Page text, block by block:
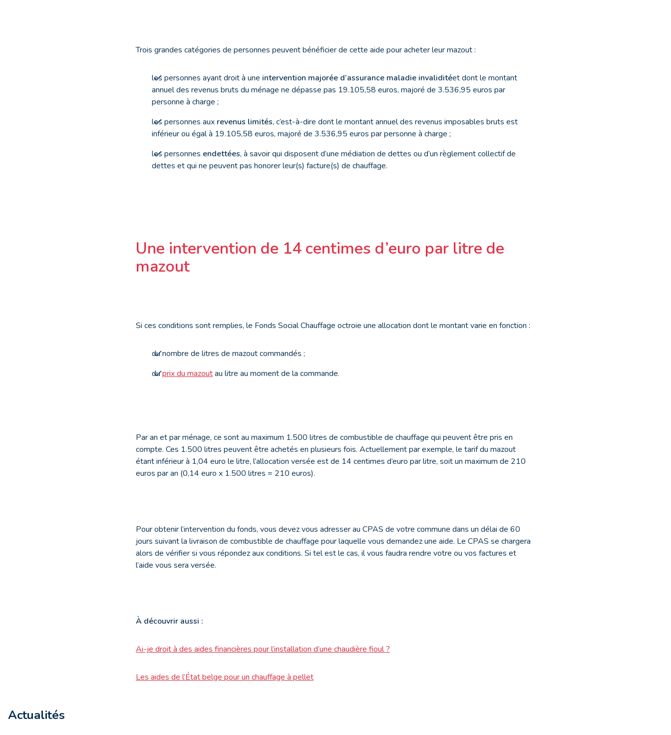
Trois grandes catégories de personnes peuvent bénéficier de cette aide pour acheter leur mazout :
les personnes ayant droit à une intervention majorée d’assurance maladie invaliditéet dont le montant
annuel des revenus bruts du ménage ne dépasse pas 19.105,58 euros, majoré de 3.536,95 euros par
personne à charge ;
les personnes aux revenus limités, c’est-à-dire dont le montant annuel des revenus imposables bruts est
inférieur ou égal à 19.105,58 euros, majoré de 3.536,95 euros par personne à charge ;
les personnes endettées, à savoir qui disposent d’une médiation de dettes ou d’un règlement collectif de
dettes et qui ne peuvent pas honorer leur(s) facture(s) de chauffage.
Une intervention de 14 centimes d’euro par litre de
mazout
Si ces conditions sont remplies, le Fonds Social Chauffage octroie une allocation dont le montant varie en fonction :
du nombre de litres de mazout commandés ;
duprix du mazoutau litre au moment de la commande.
Par an et par ménage, ce sont au maximum 1.500 litres de combustible de chauffage qui peuvent être pris en
compte. Ces 1.500 litres peuvent être achetés en plusieurs fois. Actuellement par exemple, le tarif du mazout
étant inférieur à 1,04 euro le litre, l’allocation versée est de 14 centimes d’euro par litre, soit un maximum de 210
euros par an (0,14 euro x 1.500 litres = 210 euros).
Pour obtenir l’intervention du fonds, vous devez vous adresser au CPAS de votre commune dans un délai de 60
jours suivant la livraison de combustible de chauffage pour laquelle vous demandez une aide. Le CPAS se chargera
alors de vérifier si vous répondez aux conditions. Si tel est le cas, il vous faudra rendre votre ou vos factures et
l’aide vous sera versée.
À découvrir aussi :
Ai-je droit à des aides financières pour l’installation d’une chaudière fioul ?
Les aides de l’État belge pour un chauffage à pellet
Actualités